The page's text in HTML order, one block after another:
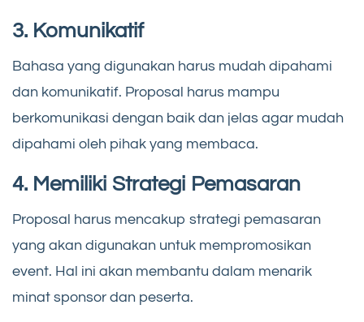
3. Komunikatif
Bahasa yang digunakan harus mudah dipahami
dan komunikatif. Proposal harus mampu
berkomunikasi dengan baik dan jelas agar mudah
dipahami oleh pihak yang membaca.
4. Memiliki Strategi Pemasaran
Proposal harus mencakup strategi pemasaran
yang akan digunakan untuk mempromosikan
event. Hal ini akan membantu dalam menarik
minat sponsor dan peserta.